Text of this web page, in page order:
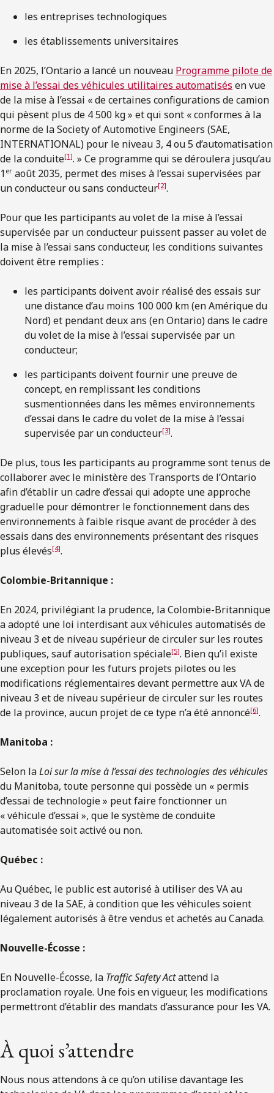
les entreprises technologiques
les établissements universitaires
En 2025, l’Ontario a lancé un nouveau Programme pilote de
mise à l’essai des véhicules utilitaires automatisés en vue
de la mise à l’essai « de certaines configurations de camion
qui pèsent plus de 4 500 kg » et qui sont « conformes à la
norme de la Society of Automotive Engineers (SAE,
INTERNATIONAL) pour le niveau 3, 4 ou 5 d’automatisation
de la conduite[1]. » Ce programme qui se déroulera jusqu’au
1 er août 2035, permet des mises à l’essai supervisées par
un conducteur ou sans conducteur[2].
Pour que les participants au volet de la mise à l’essai
supervisée par un conducteur puissent passer au volet de
la mise à l’essai sans conducteur, les conditions suivantes
doivent être remplies :
les participants doivent avoir réalisé des essais sur
une distance d’au moins 100 000 km (en Amérique du
Nord) et pendant deux ans (en Ontario) dans le cadre
du volet de la mise à l’essai supervisée par un
conducteur;
les participants doivent fournir une preuve de
concept, en remplissant les conditions
susmentionnées dans les mêmes environnements
d’essai dans le cadre du volet de la mise à l’essai
supervisée par un conducteur[3].
De plus, tous les participants au programme sont tenus de
collaborer avec le ministère des Transports de l’Ontario
afin d’établir un cadre d’essai qui adopte une approche
graduelle pour démontrer le fonctionnement dans des
environnements à faible risque avant de procéder à des
essais dans des environnements présentant des risques
plus élevés[4].
Colombie-Britannique :
En 2024, privilégiant la prudence, la Colombie-Britannique
a adopté une loi interdisant aux véhicules automatisés de
niveau 3 et de niveau supérieur de circuler sur les routes
publiques, sauf autorisation spéciale[5]. Bien qu’il existe
une exception pour les futurs projets pilotes ou les
modifications réglementaires devant permettre aux VA de
niveau 3 et de niveau supérieur de circuler sur les routes
de la province, aucun projet de ce type n’a été annoncé[6].
Manitoba :
Selon laLoi sur la mise à l’essai des technologies des véhicules
du Manitoba, toute personne qui possède un « permis
d’essai de technologie » peut faire fonctionner un
« véhicule d’essai », que le système de conduite
automatisée soit activé ou non.
Québec :
Au Québec, le public est autorisé à utiliser des VA au
niveau 3 de la SAE, à condition que les véhicules soient
légalement autorisés à être vendus et achetés au Canada.
Nouvelle-Écosse :
En Nouvelle-Écosse, la Traffic Safety Actattend la
proclamation royale. Une fois en vigueur, les modifications
permettront d’établir des mandats d’assurance pour les VA.
À quoi s’attendre
Nous nous attendons à ce qu’on utilise davantage les